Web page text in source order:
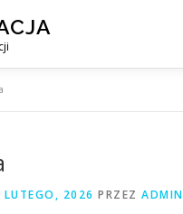
POD WARSZAWĄ
LUTEGO, 2026 PRZEZ ADMIN